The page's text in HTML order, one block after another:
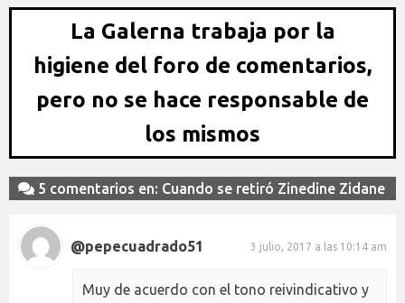
La Galerna trabaja por la
higiene del foro de comentarios,
pero no se hace responsable de
los mismos
5 comentarios en: Cuando se retiró Zinedine Zidane
@pepecuadrado51 3 julio, 2017 a las 10:14 am
Muy de acuerdo con el tono reivindicativo y